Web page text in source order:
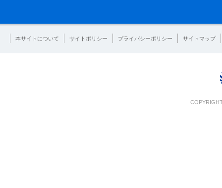
本サイトについて サイトポリシー プライバシーポリシー サイトマップ